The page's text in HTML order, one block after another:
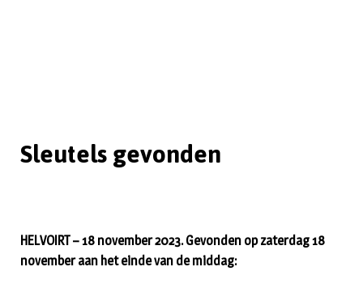
Sleutels gevonden
HELVOIRT – 18 november 2023. Gevonden op zaterdag 18
november aan het einde van de middag: